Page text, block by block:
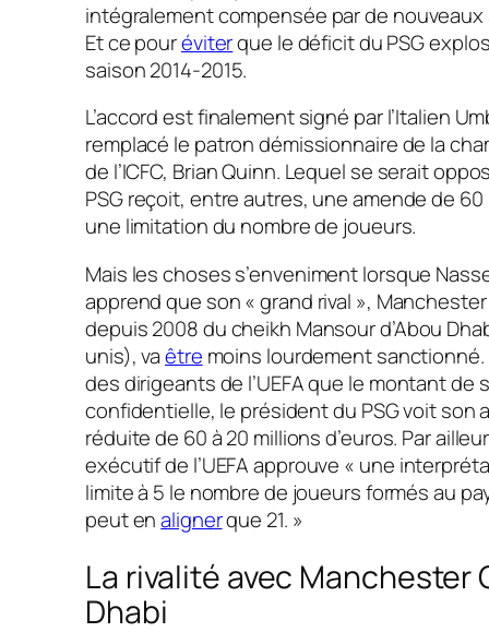
intégralement compensée par de
Et ce pouréviterque le déficit du PSG
saison 2014-2015.
L’accord est finalement signé par l’Italien
remplacé le patron démissionnaire de la
de l’ICFC, Brian Quinn. Lequel se serait
PSG reçoit, entre autres, une amende de 60
une limitation du nombre de joueurs.
Mais les choses s’enveniment lorsque
apprend que son « grand rival »,
depuis 2008 du cheikh Mansour d’Abou
unis), vaêtre moins lourdement sanctionné.
des dirigeants de l’UEFA que le montant de
confidentielle, le président du PSG voit son
réduite de 60 à 20 millions d’euros. Par
exécutif de l’UEFA approuve « une
limite à 5 le nombre de joueurs formés au
peut enalignerque 21. »
La rivalité avec Manchester
Dhabi